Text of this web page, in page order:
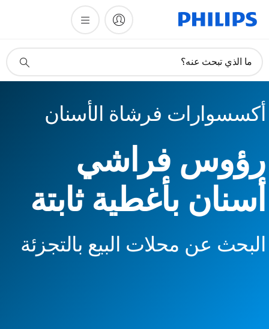
دعم
ما الذي تبحث عنه؟
أكسسوارات فرشاة الأسنان
رؤوس فراشي
أسنان بأغطية ثابتة
البحث عن محلات البيع بالتجزئة